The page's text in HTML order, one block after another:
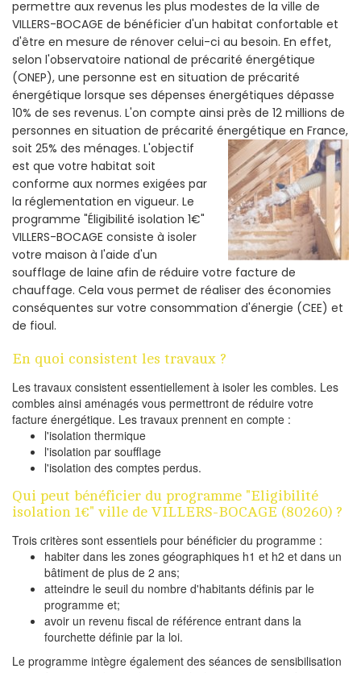
permettre aux revenus les plus modestes de la ville de
VILLERS-BOCAGE de bénéficier d'un habitat confortable et
d'être en mesure de rénover celui-ci au besoin. En effet,
selon l'observatoire national de précarité énergétique
(ONEP), une personne est en situation de précarité
énergétique lorsque ses dépenses énergétiques dépasse
10% de ses revenus. L'on compte ainsi près de 12 millions de
personnes en situation de précarité énergétique en France,
soit 25% des ménages. L'objectif
est que votre habitat soit
conforme aux normes exigées par
la réglementation en vigueur. Le
programme "Éligibilité isolation 1€"
VILLERS-BOCAGE consiste à isoler
votre maison à l'aide d'un
soufflage de laine afin de réduire votre facture de
chauffage. Cela vous permet de réaliser des économies
conséquentes sur votre consommation d'énergie (CEE) et
de fioul.
En quoi consistent les travaux ?
Les travaux consistent essentiellement à isoler les combles. Les
combles ainsi aménagés vous permettront de réduire votre
facture énergétique. Les travaux prennent en compte :
l'isolation thermique
l'isolation par soufflage
l'isolation des comptes perdus.
Qui peut bénéficier du programme "Eligibilité
isolation 1€" ville de VILLERS-BOCAGE (80260) ?
Trois critères sont essentiels pour bénéficier du programme :
habiter dans les zones géographiques h1 et h2 et dans un
bâtiment de plus de 2 ans;
atteindre le seuil du nombre d'habitants définis par le
programme et;
avoir un revenu fiscal de référence entrant dans la
fourchette définie par la loi.
Le programme intègre également des séances de sensibilisation